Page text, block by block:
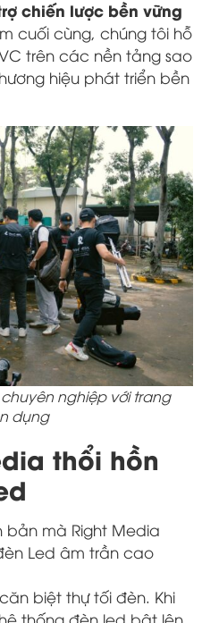
chiến lược bền vững
cuối cùng, chúng tôi hỗ
trên các nền tảng sao
hiệu phát triển bền
nghiệp với trang
dụng
thổi hồn
bản mà Right Media
Led âm trần cao
biệt thự tối đèn. Khi